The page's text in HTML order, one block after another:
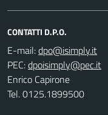
CONTATTI D.P.O.
E-mail:
PEC:
Enrico Capirone
Tel. 0125.1899500